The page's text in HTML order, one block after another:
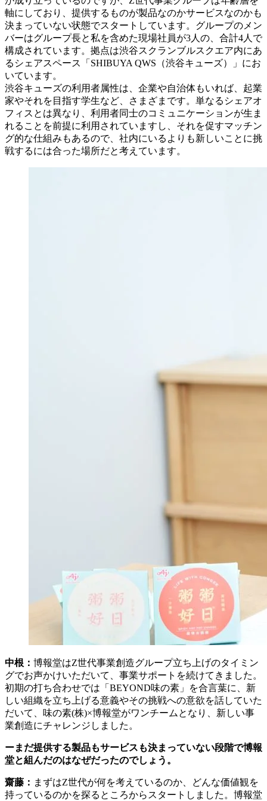
軸にしており、提供するものが製品なのかサービスなのかも
決まっていない状態でスタートしています。グループのメン
バーはグループ長と私を含めた現場社員が3人の、合計4人で
構成されています。拠点は渋谷スクランブルスクエア内にあ
るシェアスペース「SHIBUYA QWS（渋谷キューズ）」にお
いています。
渋谷キューズの利用者属性は、企業や自治体もいれば、起業
家やそれを目指す学生など、さまざまです。単なるシェアオ
フィスとは異なり、利用者同士のコミュニケーションが生ま
れることを前提に利用されていますし、それを促すマッチン
グ的な仕組みもあるので、社内にいるよりも新しいことに挑
戦するには合った場所だと考えています。
中根： 博報堂はZ世代事業創造グループ立ち上げのタイミン
グでお声かけいただいて、事業サポートを続けてきました。
初期の打ち合わせでは「BEYOND味の素」を合言葉に、新
しい組織を立ち上げる意義やその挑戦への意欲を話していた
だいて、味の素(株)×博報堂がワンチームとなり、新しい事
業創造にチャレンジしました。
ーまだ提供する製品もサービスも決まっていない段階で博報
堂と組んだのはなぜだったのでしょう。
齋藤： まずはZ世代が何を考えているのか、どんな価値観を
持っているのかを探るところからスタートしました。博報堂